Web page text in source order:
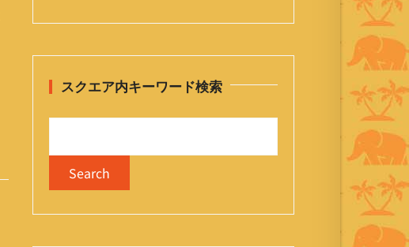
スクエア内キーワード検索